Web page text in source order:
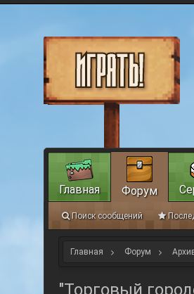
Главная Форум
"Торговый
Главная Форум
Поиск сообщений